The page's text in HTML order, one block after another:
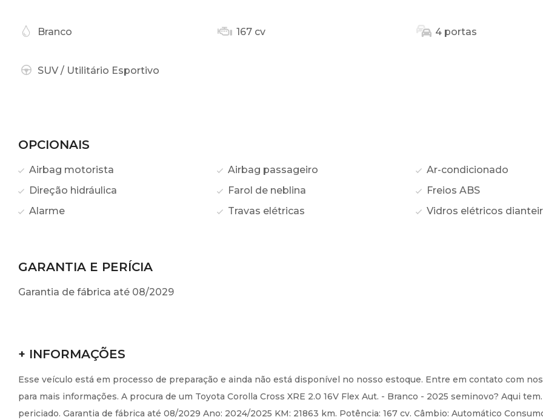
Branco 167 cv 4 portas
SUV / Utilitário Esportivo
OPCIONAIS
Airbag motorista Airbag passageiro
Ar-condicionado
Direção hidráulica
Farol de neblina
Freios ABS
Alarme
Travas elétricas Vidros elétricos
GARANTIA E PERÍCIA
Garantia de fábrica até 08/2029
+ INFORMAÇÕES
Esse veículo está em processo de preparação e ainda não está disponível no nosso estoque. Entre em contato com
para mais informações. A procura de um Toyota Corolla Cross XRE 2.0 16V Flex Aut. - Branco - 2025 seminovo? Aqui
periciado. Garantia de fábrica até 08/2029 Ano: 2024/2025 KM: 21863 km. Potência: 167 cv. Câmbio: Automático